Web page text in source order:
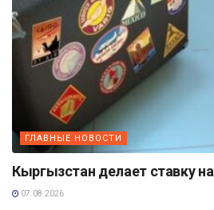
ГЛАВНЫЕ НОВОСТИ
Кыргызстан делает ставку
07.08.2026